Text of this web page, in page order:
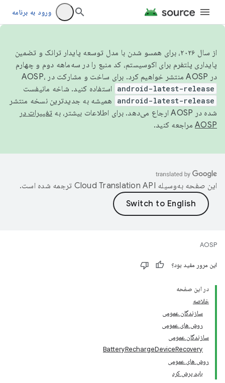
ورود به برنامه
از سال ۲۰۲۶، برای همسو شدن با مدل توسعه پایدار ترانک و تضمین
پایداری پلتفرم برای اکوسیستم، کد منبع را در سه‌ماهه دوم و چهارم
در AOSP منتشر خواهیم کرد. برای ساخت و مشارکت در AOSP،
android-latest-release استفاده کنید. شاخه مانیفست
android-latest-release
همیشه به جدیدترین نسخه منتشر
شده در AOSP ارجاع می‌دهد. برای اطلاعات بیشتر، به
تغییرات در
AOSP مراجعه کنید.
این صفحه به‌وسیله ترجمه شده است.
AOSP
این مرور مفید بود؟
در این صفحه
خلاصه
سازندگان عمومی
روش های عمومی
سازندگان عمومی
BatteryRechargeDeviceRecovery
روش های عمومی
باید پرش کرد